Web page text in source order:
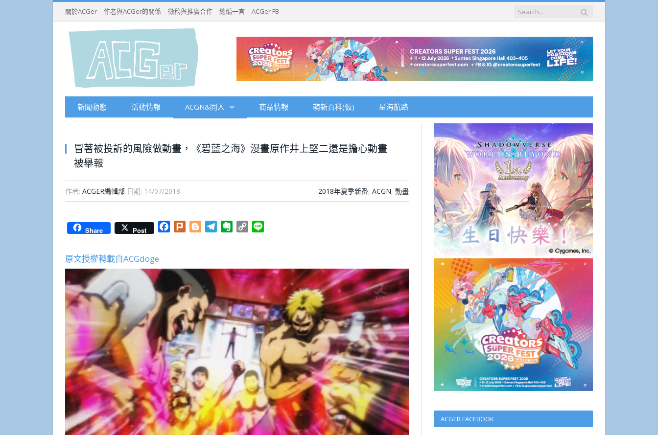
關於ACGer 作者與ACGer的關係 徵稿與推廣合作 總編一言 ACGer FB
新聞動態 活動情報 ACGN&同人 商品情報 萌新百科(仮) 星海航路
冒著被投訴的風險做動畫，《碧藍之海》漫畫原作井上堅二還是擔心動畫
被舉報
作者: ACGER編輯部 日期: 14/07/2018 2018年夏季新番, ACGN, 動畫
Share Post Facebook
Plurk BloggerTelegramEvernote
Copy
原文授權轉載自ACGdoge
ACGER FACEBOOK